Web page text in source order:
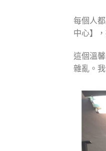
每個人
中心】
這個溫
雜亂。